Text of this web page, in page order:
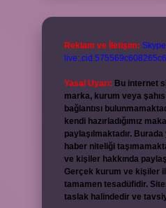
Reklam ve İletişim:
Yasal Uyarı: Bu internet
marka, kurum veya
bağlantısı
kendi hazırladığımız
paylaşılmaktadır.
haber niteliği
ve kişiler hakkında
Gerçek kurum ve kişiler
tamamen tesadüfidir.
taslak halindedir ve